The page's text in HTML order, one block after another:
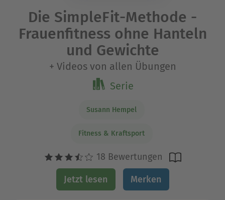
Die SimpleFit-Methode -
Frauenfitness ohne Hanteln
und Gewichte
+ Videos von allen Übungen
Serie
Susann Hempel
Fitness & Kraftsport
18 Bewertungen
Jetzt lesen Merken